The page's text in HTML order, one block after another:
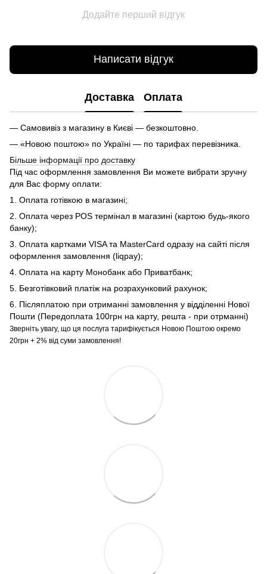
Додайте перший відгук
Написати відгук
Доставка Оплата
— Самовивіз з магазину в Києві — безкоштовно.
— «Новою поштою» по Україні — по тарифах перевізника.
Більше інформації про доставку
Під час оформлення замовлення Ви можете вибрати зручну
для Вас форму оплати:
1. Оплата готівкою в магазині;
2. Оплата через POS термінал в магазині (картою будь-якого
банку);
3. Оплата картками VISA та MasterCard одразу на сайті після
оформлення замовлення (liqpay);
4. Оплата на карту Монобанк або Приватбанк;
5. Безготівковий платіж на розрахунковий рахунок;
6. Післяплатою при отриманні замовлення у відділенні Нової
Пошти (Передоплата 100грн на карту, решта - при отрманні)
Зверніть увагу, що ця послуга тарифікується Новою Поштою окремо
20грн + 2% від суми замовлення!